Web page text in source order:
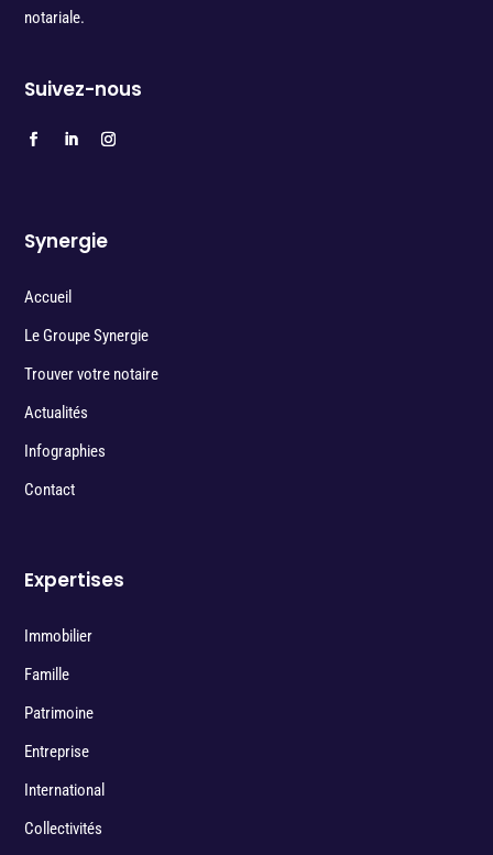
notariale.
Suivez-nous
Synergie
Accueil
Le Groupe Synergie
Trouver votre notaire
Actualités
Infographies
Contact
Expertises
Immobilier
Famille
Patrimoine
Entreprise
International
Collectivités